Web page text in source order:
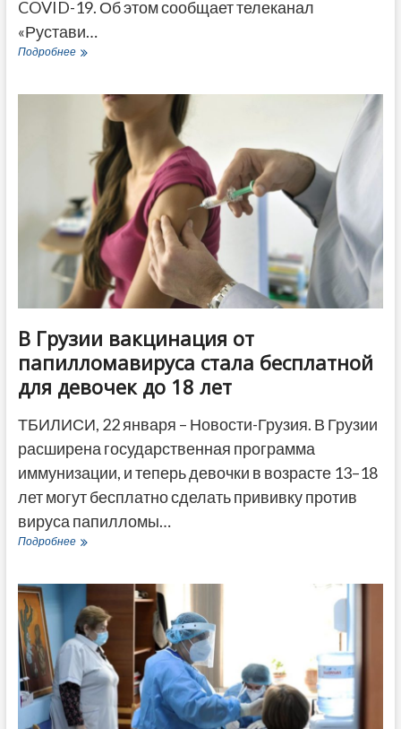
COVID-19. Об этом сообщает телеканал
«Рустави…
ПодробнееСпециалисты
смертности
коронавируса
Грузии
В Грузии вакцинация от
папилломавируса стала бесплатной
для девочек до 18 лет
ТБИЛИСИ, 22 января – Новости-Грузия. В Грузии
расширена государственная программа
иммунизации, и теперь девочки в возрасте 13–18
лет могут бесплатно сделать прививку против
вируса папилломы…
ПодробнееВ
папилломавируса
стала
бесплатной
для
девочек
до
18
лет